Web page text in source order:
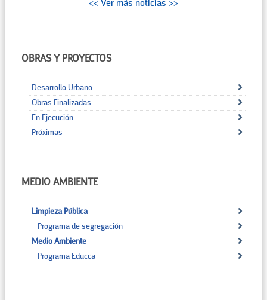
<< Ver más noticias >>
OBRAS Y PROYECTOS
Desarrollo Urbano
Obras Finalizadas
En Ejecución
Próximas
MEDIO AMBIENTE
Limpieza Pública
Programa de segregación
Medio Ambiente
Programa Educca